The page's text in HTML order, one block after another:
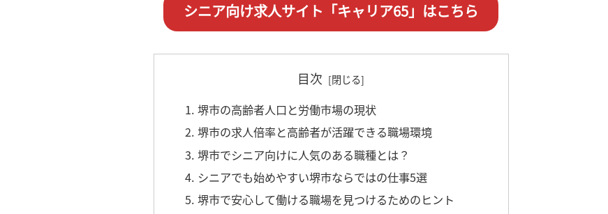
シニア向け求人サイト「キャリア65」はこちら
目次
1. 堺市の高齢者人口と労働市場の現状
2. 堺市の求人倍率と高齢者が活躍できる職場環境
3. 堺市でシニア向けに人気のある職種とは？
4. シニアでも始めやすい堺市ならではの仕事5選
5. 堺市で安心して働ける職場を見つけるためのヒント